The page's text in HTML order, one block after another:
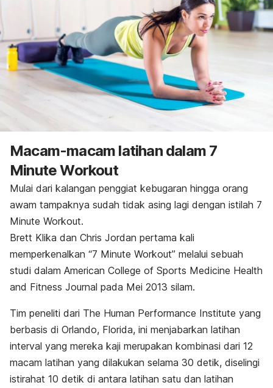
Macam-macam latihan dalam 7
Minute Workout
Mulai dari kalangan penggiat kebugaran hingga orang
awam tampaknya sudah tidak asing lagi dengan istilah 7
Minute Workout.
Brett Klika dan Chris Jordan pertama kali
memperkenalkan “7 Minute Workout” melalui sebuah
studi dalam American College of Sports Medicine Health
and Fitness Journal pada Mei 2013 silam.
Tim peneliti dari The Human Performance Institute yang
berbasis di Orlando, Florida, ini menjabarkan latihan
interval yang mereka kaji merupakan kombinasi dari 12
macam latihan yang dilakukan selama 30 detik, diselingi
istirahat 10 detik di antara latihan satu dan latihan